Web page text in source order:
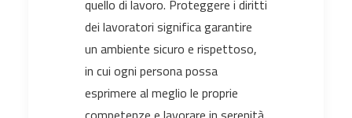
quello di lavoro. Proteggere i diritti
dei lavoratori significa garantire
un ambiente sicuro e rispettoso,
in cui ogni persona possa
esprimere al meglio le proprie